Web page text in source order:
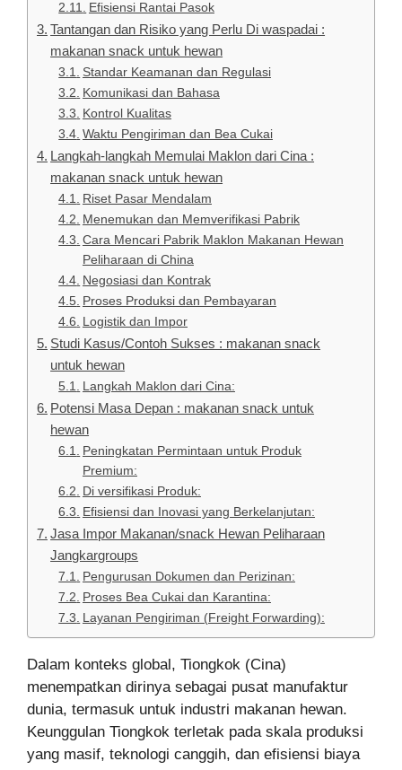
Efisiensi Rantai Pasok
Tantangan dan Risiko yang Perlu Di waspadai :
makanan snack untuk hewan
Standar Keamanan dan Regulasi
Komunikasi dan Bahasa
Kontrol Kualitas
Waktu Pengiriman dan Bea Cukai
Langkah-langkah Memulai Maklon dari Cina :
makanan snack untuk hewan
Riset Pasar Mendalam
Menemukan dan Memverifikasi Pabrik
Cara Mencari Pabrik Maklon Makanan Hewan
Peliharaan di China
Negosiasi dan Kontrak
Proses Produksi dan Pembayaran
Logistik dan Impor
Studi Kasus/Contoh Sukses : makanan snack
untuk hewan
Langkah Maklon dari Cina:
Potensi Masa Depan : makanan snack untuk
hewan
Peningkatan Permintaan untuk Produk
Premium:
Di versifikasi Produk:
Efisiensi dan Inovasi yang Berkelanjutan:
Jasa Impor Makanan/snack Hewan Peliharaan
Jangkargroups
Pengurusan Dokumen dan Perizinan:
Proses Bea Cukai dan Karantina:
Layanan Pengiriman (Freight Forwarding):
Dalam konteks global, Tiongkok (Cina)
menempatkan dirinya sebagai pusat manufaktur
dunia, termasuk untuk industri makanan hewan.
Keunggulan Tiongkok terletak pada skala produksi
yang masif, teknologi canggih, dan efisiensi biaya